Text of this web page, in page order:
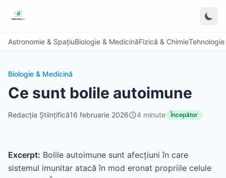
Astronomie & SpațiuBiologie & MedicinăFizică & Chimie
Biologie & Medicină
Ce sunt bolile autoimune
Redacția Științifică16 februarie 2026 4 minute Începător
Excerpt: Bolile autoimune sunt afecțiuni în care
sistemul imunitar atacă în mod eronat propriile celule